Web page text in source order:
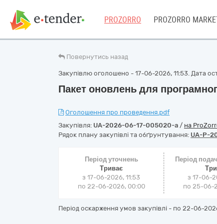
PROZORRO PROZORRO
Повернутись назад
Закупівлю оголошено - 17-06-2026, 11:53. Дата
Пакет оновлень для
Оголошення про проведення.pdf
Закупівля: UA-2026-06-17-005020-a / на
Рядок плану закупівлі та обґрунтування: UA-P-
Період уточнень
Триває
з 17-06-2026, 11:53
по 22-06-2026, 00:00
Період
з 17-06-
по 25-06-
Період оскарження умов закупівлі - по 22-06-